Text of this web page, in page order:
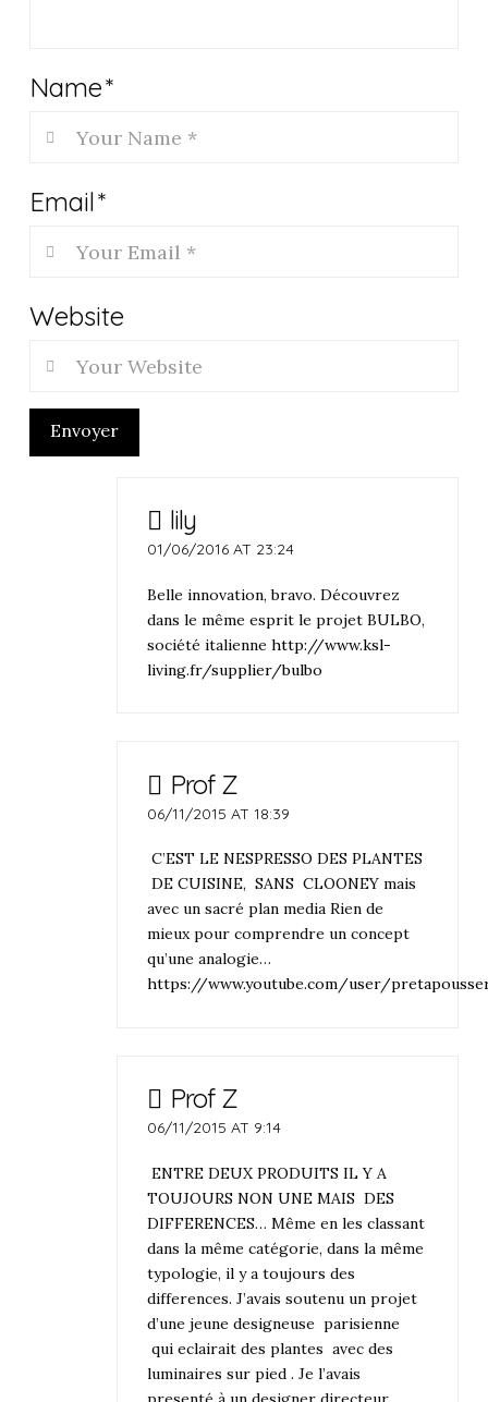
Name*
Email*
Website
Envoyer
lily
01/06/2016 AT 23:24
Belle innovation, bravo. Découvrez
dans le même esprit le projet BULBO,
société italiennehttp://www.ksl-
living.fr/supplier/bulbo
Prof Z
06/11/2015 AT 18:39
C’EST LE NESPRESSO DES PLANTES
DE CUISINE, SANS CLOONEY mais
avec un sacré plan media Rien de
mieux pour comprendre un concept
qu’une analogie…
https://www.youtube.com/user/
Prof Z
06/11/2015 AT 9:14
ENTRE DEUX PRODUITS IL Y A
TOUJOURS NON UNE MAIS DES
DIFFERENCES… Même en les classant
dans la même catégorie, dans la même
typologie, il y a toujours des
differences. J’avais soutenu un projet
d’une jeune designeuse parisienne
qui eclairait des plantes avec des
luminaires sur pied . Je l’avais